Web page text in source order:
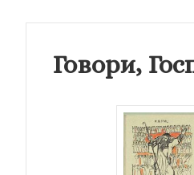
Говори,